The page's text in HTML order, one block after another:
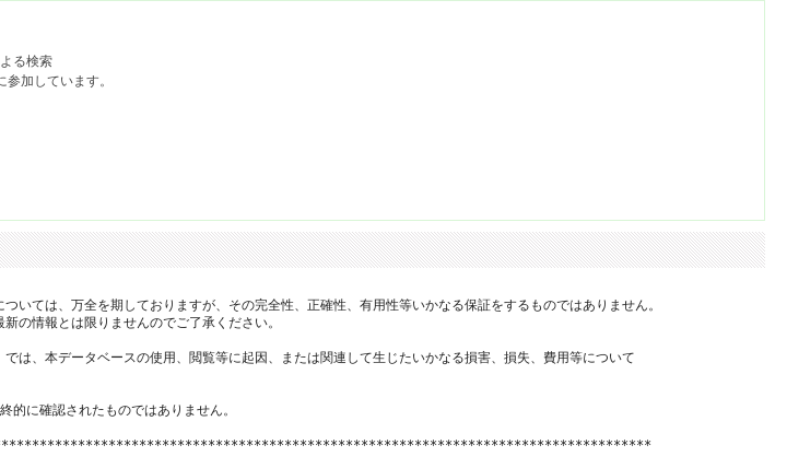
る検索
加しています。
いては、万全を期しておりますが、その完全性、正確性、有用性等いかなる保証をするものではありません。
の情報とは限りませんのでご了承ください。
は、本データベースの使用、閲覧等に起因、または関連して生じたいかなる損害、損失、費用等について
的に確認されたものではありません。